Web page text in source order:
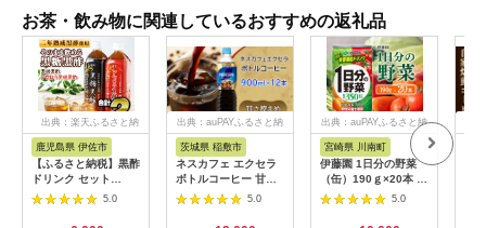
お茶・飲み物に関連しているおすすめの返礼品
出典：楽天ふるさと納
鹿児島県 伊佐市
【ふるさと納税】黒酢
ドリンク セット
900ml 合計2本 アセ
ロラ 黒糖黒酢 希釈 せ
ず そのまま飲める ス
5.0
出典：auPAYふるさと納
茨城県 稲敷市
ネスカフェ エクセラ
ボトルコーヒー 甘さ
ひかえめ 900ml×12
本｜珈琲 アイスコー
ヒー ペットボトル ケ
5.0
出典：auPAYふるさと納
宮崎県 川南町
伊藤園 1日分の野菜
（缶）190ｇ×20本 【
飲料類 ソフトドリン
ク 野菜ジュース 】 宮
崎県川南町
5.0